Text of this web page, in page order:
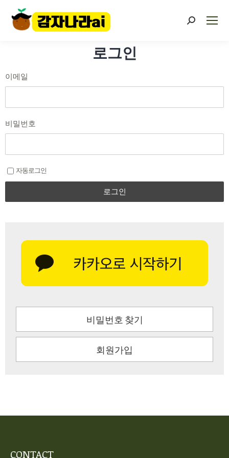
로그인
이메일
비밀번호
자동로그인
로그인
비밀번호 찾기
회원가입
CONTACT